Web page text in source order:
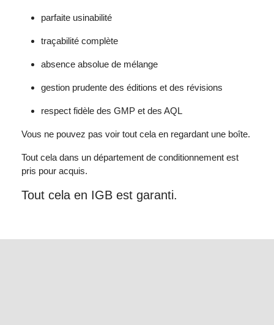
parfaite usinabilité
traçabilité complète
absence absolue de mélange
gestion prudente des éditions et des révisions
respect fidèle des GMP et des AQL
Vous ne pouvez pas voir tout cela en regardant une boîte.
Tout cela dans un département de conditionnement est
pris pour acquis.
Tout cela en IGB est garanti.